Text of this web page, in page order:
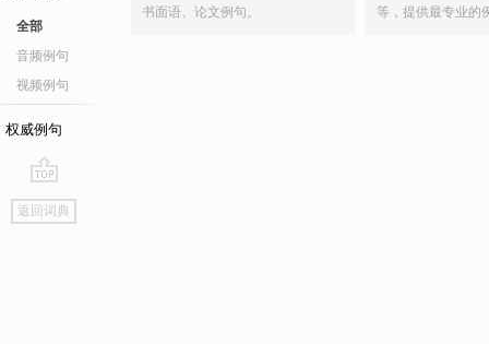
全部
音频例句
视频例句
权威例句
go
top
返回词典
书面语、论文例句。
等，提供最专业的